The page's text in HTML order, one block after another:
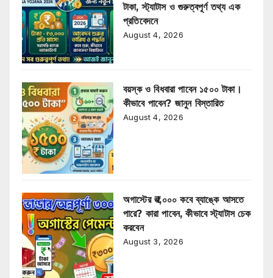
টাকা, স্ট্যাটাস ও গুরুত্বপূর্ণ তথ্য এক
প্রতিবেদনে
August 4, 2026
বয়স্ক ও বিধবারা পাবেন ১৫০০ টাকা।
কীভাবে পাবেন? জানুন বিস্তারিত
August 4, 2026
অগাস্টের ₹৩,০০০ কবে ব্যাঙ্কে আসতে
পারে? কারা পাবেন, কীভাবে স্ট্যাটাস চেক
করবেন
August 3, 2026